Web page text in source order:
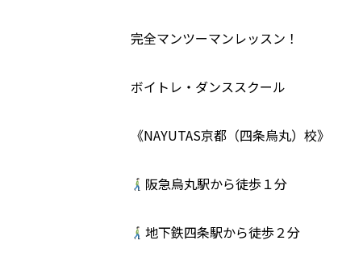
完全マンツーマンレッスン！
ボイトレ・ダンススクール
《NAYUTAS京都（四条烏丸）校》
阪急烏丸駅から徒歩１分
地下鉄四条駅から徒歩２分